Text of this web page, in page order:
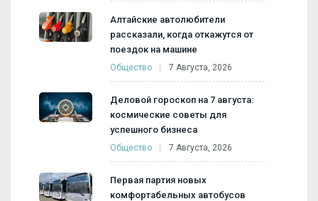
Алтайские автолюбители
рассказали, когда откажутся от
поездок на машине
Общество 7 Августа, 2026
Деловой гороскоп на 7 августа:
космические советы для
успешного бизнеса
Общество 7 Августа, 2026
Первая партия новых
комфортабельных автобусов